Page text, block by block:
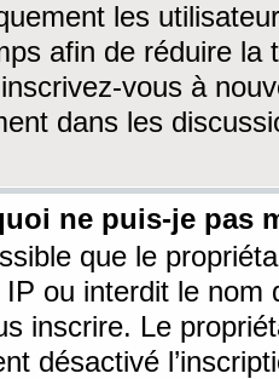
les
afin de réduire la
vous à
dans les
ne puis-je pas
que le
ou interdit le nom
inscrire. Le
désactivé